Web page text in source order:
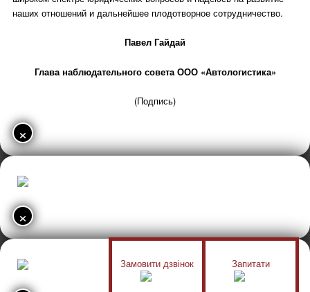
Замовити дзвінок Запитати
наших отношений и дальнейшее плодотворное сотрудничество.
Павел Гайдай
Глава наблюдательного совета ООО «Автологистика»
(Подпись)
×
×